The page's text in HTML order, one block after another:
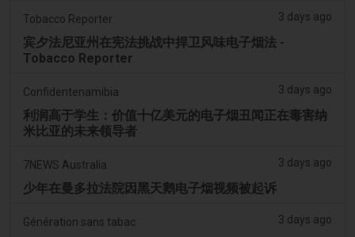
Tobacco Reporter 3 days ago
宾夕法尼亚州在宪法挑战中捍卫风味电子烟法 -
Tobacco Reporter
Confidentenamibia 3 days ago
利润高于学生：价值十亿美元的电子烟丑闻正在毒害纳
米比亚的未来领导者
7NEWS Australia 3 days ago
少年在曼多拉法院因黑天鹅电子烟视频被起诉
Génération sans tabac 3 days ago